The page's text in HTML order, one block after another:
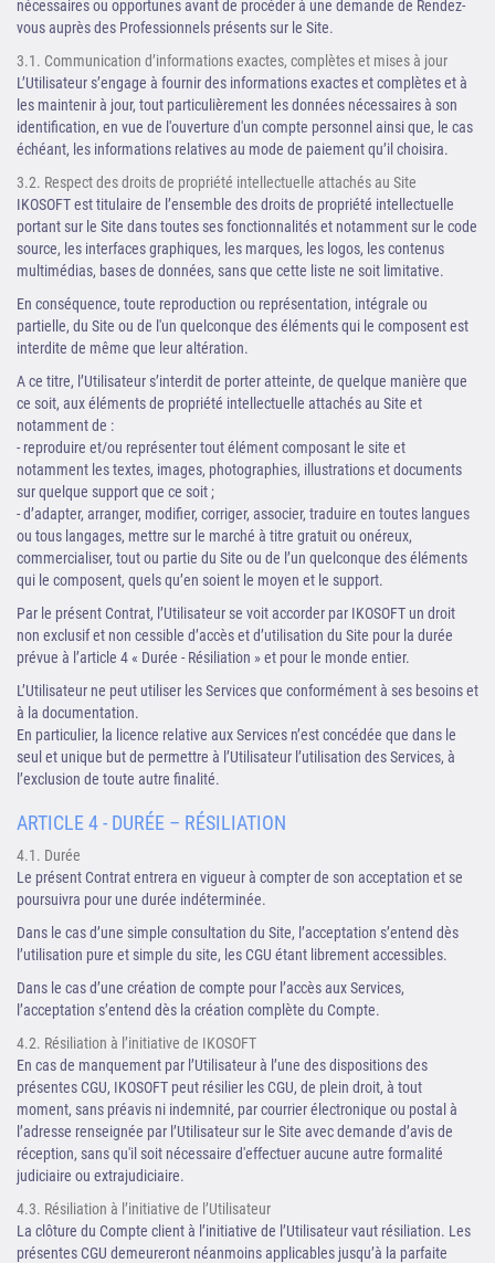
nécessaires ou opportunes avant de procéder à une demande de Rendez-
vous auprès des Professionnels présents sur le Site.
3.1. Communication d’informations exactes, complètes et mises à jour
L’Utilisateur s’engage à fournir des informations exactes et complètes et à
les maintenir à jour, tout particulièrement les données nécessaires à son
identification, en vue de l'ouverture d'un compte personnel ainsi que, le cas
échéant, les informations relatives au mode de paiement qu’il choisira.
3.2. Respect des droits de propriété intellectuelle attachés au Site
IKOSOFT est titulaire de l’ensemble des droits de propriété intellectuelle
portant sur le Site dans toutes ses fonctionnalités et notamment sur le code
source, les interfaces graphiques, les marques, les logos, les contenus
multimédias, bases de données, sans que cette liste ne soit limitative.
En conséquence, toute reproduction ou représentation, intégrale ou
partielle, du Site ou de l'un quelconque des éléments qui le composent est
interdite de même que leur altération.
A ce titre, l’Utilisateur s’interdit de porter atteinte, de quelque manière que
ce soit, aux éléments de propriété intellectuelle attachés au Site et
notamment de :
- reproduire et/ou représenter tout élément composant le site et
notamment les textes, images, photographies, illustrations et documents
sur quelque support que ce soit ;
- d’adapter, arranger, modifier, corriger, associer, traduire en toutes langues
ou tous langages, mettre sur le marché à titre gratuit ou onéreux,
commercialiser, tout ou partie du Site ou de l’un quelconque des éléments
qui le composent, quels qu’en soient le moyen et le support.
Par le présent Contrat, l’Utilisateur se voit accorder par IKOSOFT un droit
non exclusif et non cessible d’accès et d’utilisation du Site pour la durée
prévue à l’article 4 « Durée - Résiliation » et pour le monde entier.
L’Utilisateur ne peut utiliser les Services que conformément à ses besoins et
à la documentation.
En particulier, la licence relative aux Services n’est concédée que dans le
seul et unique but de permettre à l’Utilisateur l’utilisation des Services, à
l’exclusion de toute autre finalité.
ARTICLE 4 - DURÉE – RÉSILIATION
4.1. Durée
Le présent Contrat entrera en vigueur à compter de son acceptation et se
poursuivra pour une durée indéterminée.
Dans le cas d’une simple consultation du Site, l’acceptation s’entend dès
l’utilisation pure et simple du site, les CGU étant librement accessibles.
Dans le cas d’une création de compte pour l’accès aux Services,
l’acceptation s’entend dès la création complète du Compte.
4.2. Résiliation à l’initiative de IKOSOFT
En cas de manquement par l’Utilisateur à l’une des dispositions des
présentes CGU, IKOSOFT peut résilier les CGU, de plein droit, à tout
moment, sans préavis ni indemnité, par courrier électronique ou postal à
l’adresse renseignée par l’Utilisateur sur le Site avec demande d’avis de
réception, sans qu'il soit nécessaire d'effectuer aucune autre formalité
judiciaire ou extrajudiciaire.
4.3. Résiliation à l’initiative de l’Utilisateur
La clôture du Compte client à l’initiative de l’Utilisateur vaut résiliation. Les
présentes CGU demeureront néanmoins applicables jusqu’à la parfaite